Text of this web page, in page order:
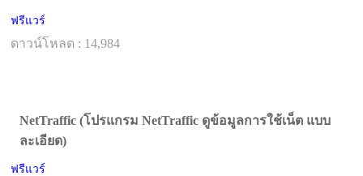
ฟรีแวร์
ดาวน์โหลด : 14,984
NetTraffic (โปรแกรม NetTraffic ดูข้อมูลการใช้เน็ต แบบ
ละเอียด)
ฟรีแวร์